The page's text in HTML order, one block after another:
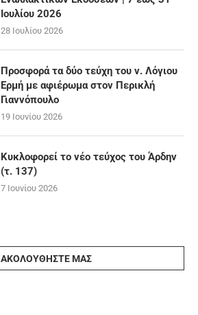
Ιουλίου 2026
28 Ιουλίου 2026
Προσφορά τα δύο τεύχη του ν. Λόγιου
Ερμή με αφιέρωμα στον Περικλή
Γιαννόπουλο
19 Ιουνίου 2026
Κυκλοφορεί το νέο τεύχος του Άρδην
(τ. 137)
7 Ιουνίου 2026
ΑΚΟΛΟΥΘΉΣΤΕ ΜΑΣ